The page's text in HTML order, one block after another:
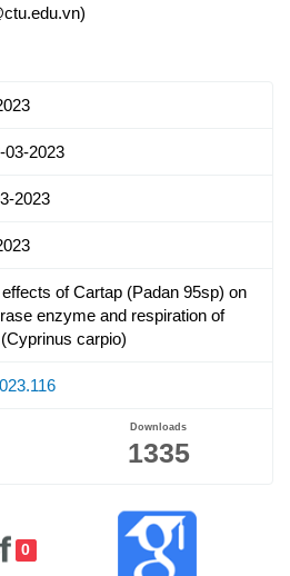
03-2023
2023
of Cartap (Padan 95sp) on
enzyme and respiration of
carpio)
Downloads
1335
0